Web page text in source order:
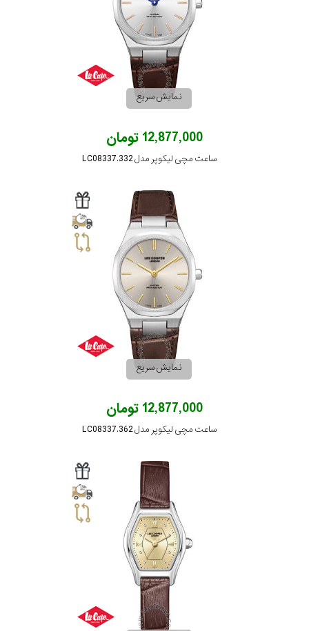
نمایش سریع
12,877,000 تومان
ساعت مچی لیکوپر مدل LC08337.332
نمایش سریع
12,877,000 تومان
ساعت مچی لیکوپر مدل LC08337.362